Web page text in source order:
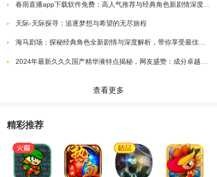
*真实的情感交互，玩家在游戏中不仅要解谜，还要和其
他人物互动、交流。
v1.0 100.00 MB
下载
孙美琪疑案秘弑
孙美琪疑案哈朵
v1.0 956.00 MB
下载
春雨直播app下载软件免费：高人气推荐与经典角色新剧情深度解析指南
天际-天际探寻：追逐梦想与希望的无尽旅程
海马剧场：探秘经典角色全新剧情与深度解析，带你享受最佳观剧指南
查看更多
精彩推荐